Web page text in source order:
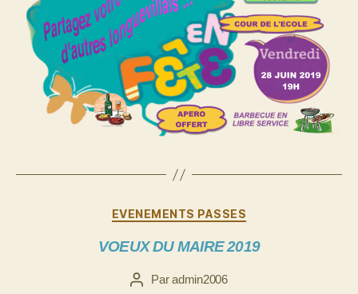
Catégories
EVENEMENTS PASSES
VOEUX DU MAIRE 2019
Auteur
Paradmin2006